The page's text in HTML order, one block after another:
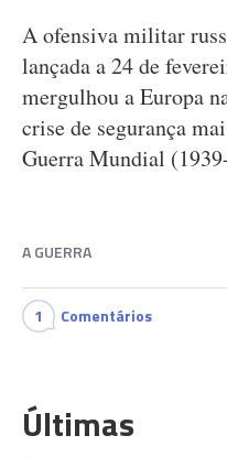
A ofensiva militar
lançada a 24 de
mergulhou a Europa
crise de segurança
Guerra Mundial
A GUERRA
1 Comentários
Últimas